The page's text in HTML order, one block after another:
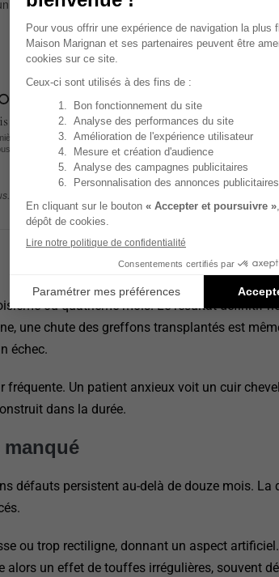
Conclure à un échec avant douze mois est
3-4 Mois 6-9
résultat
appréciable
À évaluer en consultation.
ou quatrième mois. Le résultat définitif
une chute des greffons transplantés est
échec.
fréquente. Un patient anxieux voit un cuir
dans la durée.
défauts persistent au-delà de douze mois. La
ou trop rectiligne, donnant un aspect
un effet de touffes irrégulières, souvent